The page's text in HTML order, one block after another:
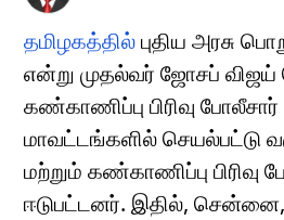
தமிழகத்தில்புதிய அரசு
என்று முதல்வர் ஜோசப் விஜய்
கண்காணிப்பு பிரிவு
மாவட்டங்களில் செயல்பட்டு
மற்றும் கண்காணிப்பு
ஈடுபட்டனர். இதில், சென்னை,